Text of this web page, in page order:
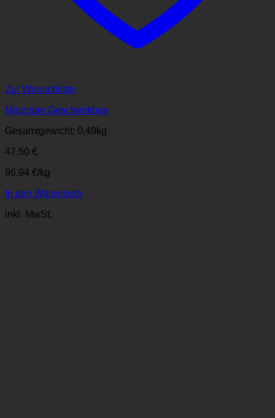
Zur Wunschliste
Marzipan Geschenkbox
Gesamtgewicht: 0,49 kg
47,50 €
96,94 €/kg
In den Warenkorb
inkl. MwSt.